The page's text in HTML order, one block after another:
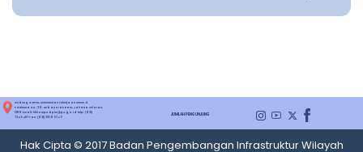
Gedung G BPIW, Kementerian Pekerjaan Umum Jl.
Pattimura No. 20, Kebayoran Baru, Jakarta Selatan,
12110 Email: hkkompu.bpiw@pu.go.id Telp: (021)
7246487 Fax: (021) 29305345
JUMLAH PENGUNJUNG
Hak Cipta © 2017 Badan Pengembangan Infrastruktur Wilayah